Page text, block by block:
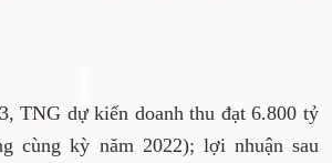
TNG dự kiến doanh thu đạt 6.800 tỷ
cùng kỳ năm 2022); lợi nhuận sau